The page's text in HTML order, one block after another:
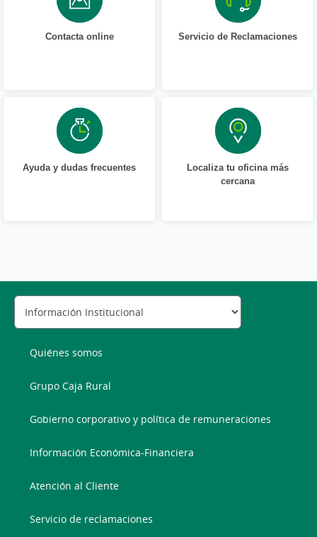
Contacta online Servicio de Reclamaciones
Ayuda y dudas frecuentes
Localiza tu oficina más
cercana
Quiénes somos
Grupo Caja Rural
Gobierno corporativo y política de remuneraciones
Información Económica-Financiera
Atención al Cliente
Servicio de reclamaciones